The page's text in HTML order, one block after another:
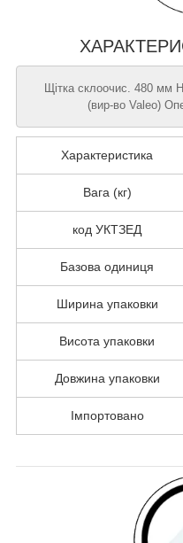
Щітка склоочис. 480 мм
(вир-во Valeo)
Характеристика
Вага (кг)
код УКТЗЕД
Базова одиниця
Ширина упаковки
Висота упаковки
Довжина упаковки
Імпортовано